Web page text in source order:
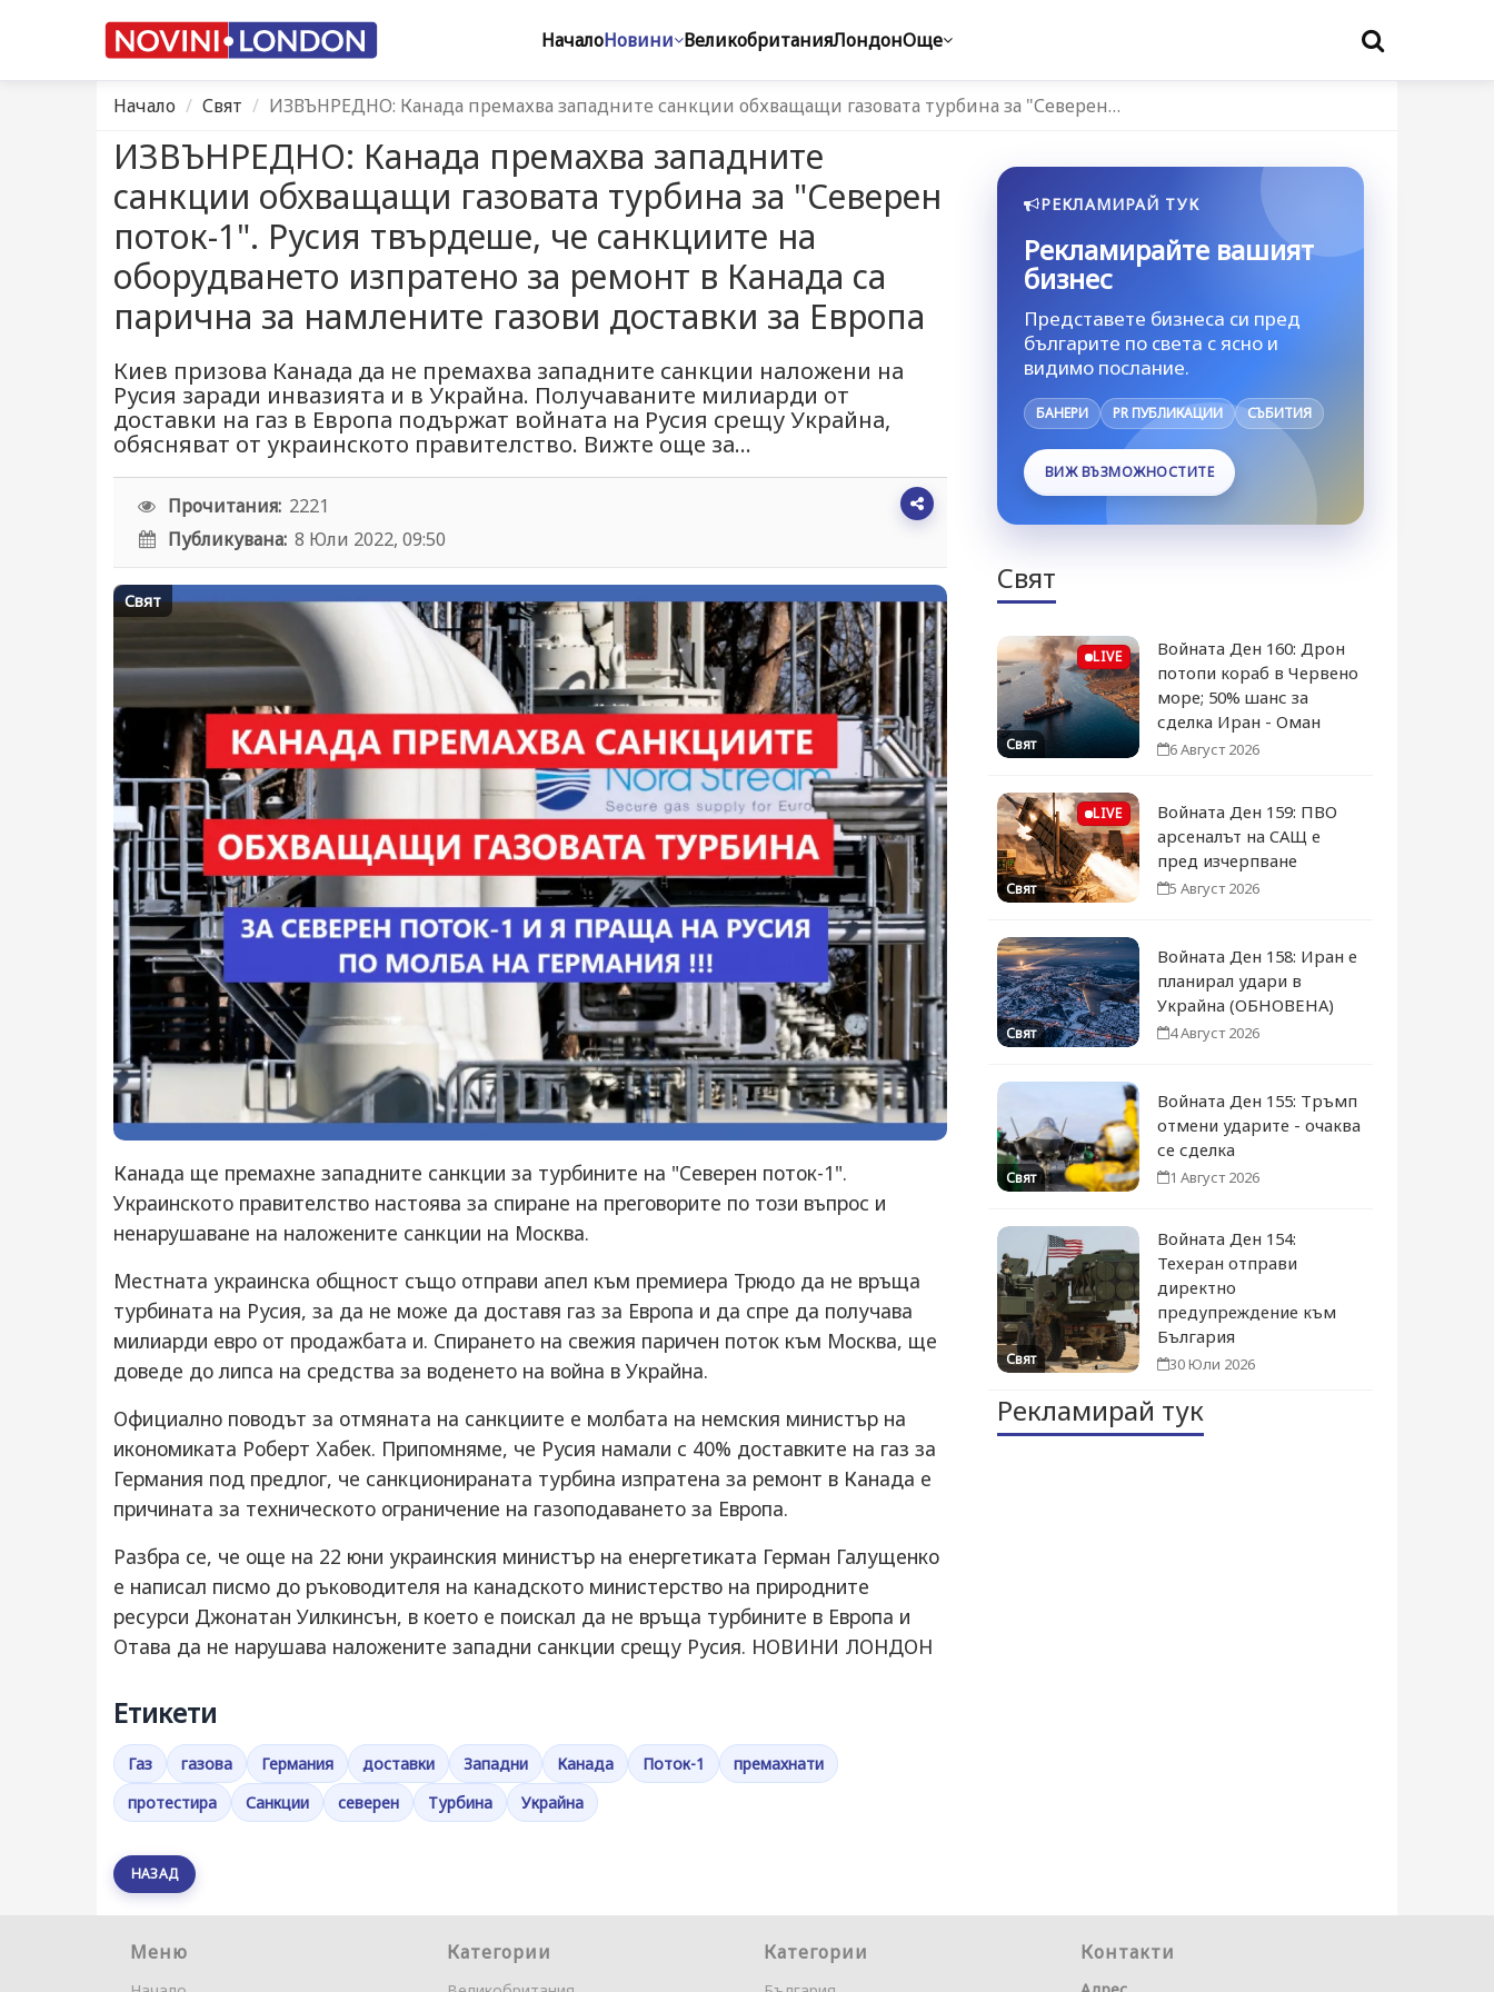
НачалоНовини ВеликобританияЛондонОще
Начало Свят ИЗВЪНРЕДНО: Канада премахва западните санкции обхващащи газовата турбина за "Северен…
ИЗВЪНРЕДНО: Канада премахва западните
санкции обхващащи газовата турбина за "Северен
поток-1". Русия твърдеше, че санкциите на
оборудването изпратено за ремонт в Канада са
парична за намлените газови доставки за Европа
Киев призова Канада да не премахва западните санкции наложени на
Русия заради инвазията и в Украйна. Получаваните милиарди от
доставки на газ в Европа подържат войната на Русия срещу Украйна,
обясняват от украинското правителство. Вижте още за...
Прочитания: 2221
Публикувана: 8 Юли 2022, 09:50
Свят
Канада ще премахне западните санкции за турбините на "Северен поток-1".
Украинското правителство настоява за спиране на преговорите по този въпрос и
ненарушаване на наложените санкции на Москва.
Местната украинска общност също отправи апел към премиера Трюдо да не връща
турбината на Русия, за да не може да доставя газ за Европа и да спре да получава
милиарди евро от продажбата и. Спирането на свежия паричен поток към Москва, ще
доведе до липса на средства за воденето на война в Украйна.
Официално поводът за отмяната на санкциите е молбата на немския министър на
икономиката Роберт Хабек. Припомняме, че Русия намали с 40% доставките на газ за
Германия под предлог, че санкционираната турбина изпратена за ремонт в Канада е
причината за техническото ограничение на газоподаването за Европа.
Разбра се, че още на 22 юни украинския министър на енергетиката Герман Галущенко
е написал писмо до ръководителя на канадското министерство на природните
ресурси Джонатан Уилкинсън, в което е поискал да не връща турбините в Европа и
Отава да не нарушава наложените западни санкции срещу Русия. НОВИНИ ЛОНДОН
Етикети
Газ газова Германия доставки Западни Канада Поток-1
премахнати
протестира
Санкции северен Турбина Украйна
НАЗАД
РЕКЛАМИРАЙ ТУК
Рекламирайте вашият
бизнес
Представете бизнеса си пред
българите по света с ясно и
видимо послание.
БАНЕРИ PR ПУБЛИКАЦИИ СЪБИТИЯ
ВИЖ ВЪЗМОЖНОСТИТЕ
Свят
LIVE
Свят
Войната Ден 160: Дрон
потопи кораб в Червено
море; 50% шанс за
сделка Иран - Оман
6 Август 2026
LIVE
Свят
Войната Ден 159: ПВО
арсеналът на САЩ е
пред изчерпване
5 Август 2026
Свят
Войната Ден 158: Иран е
планирал удари в
Украйна (ОБНОВЕНА)
4 Август 2026
Свят
Войната Ден 155: Тръмп
отмени ударите - очаква
се сделка
1 Август 2026
Свят
Войната Ден 154:
Техеран отправи
директно
предупреждение към
България
30 Юли 2026
Рекламирай тук
Меню Категории Категории Контакти